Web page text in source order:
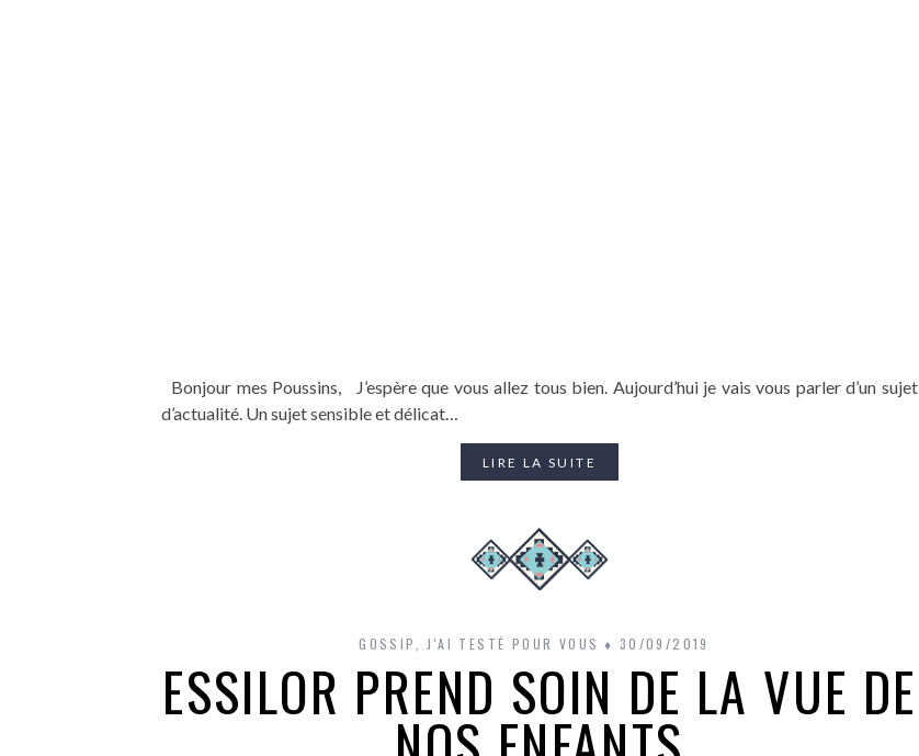
Bonjour mes Poussins, J’espère que vous allez tous bien. Aujourd’hui je vais vous parler d’un sujet
d’actualité. Un sujet sensible et délicat…
LIRE LA SUITE
GOSSIP J'AI TESTÉ POUR VOUS 30/09/2019
ESSILOR PREND SOIN DE LA VUE DE